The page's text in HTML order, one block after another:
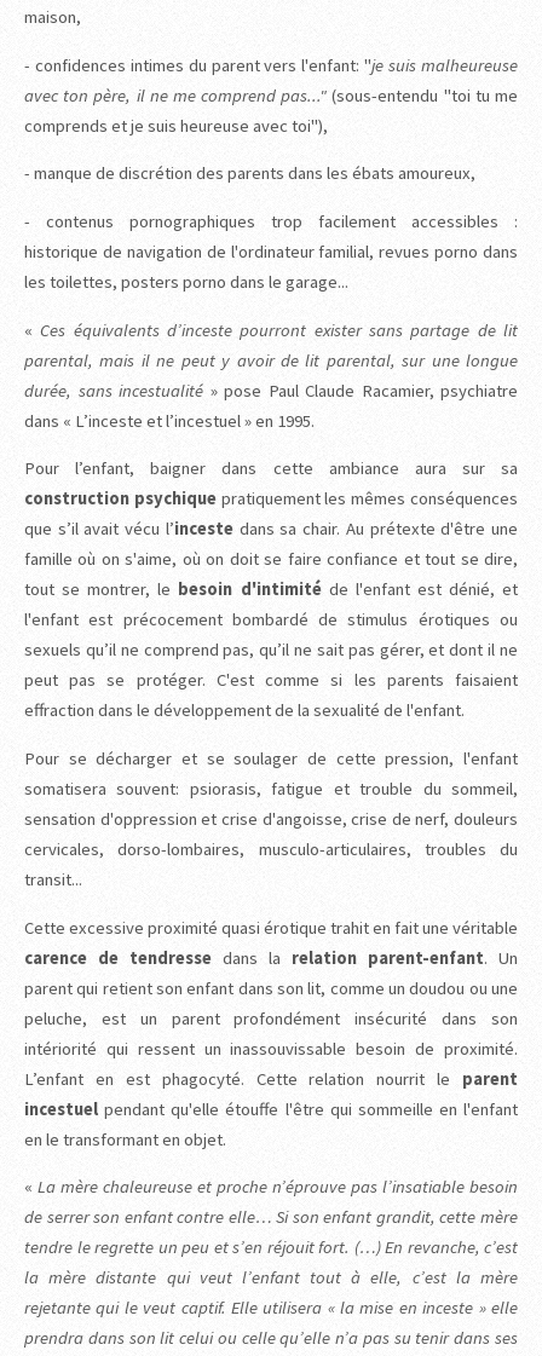
maison,
- confidences intimes du parent vers l'enfant: "je suis malheureuse
avec ton père, il ne me comprend pas..." (sous-entendu "toi tu me
comprends et je suis heureuse avec toi"),
- manque de discrétion des parents dans les ébats amoureux,
- contenus pornographiques trop facilement accessibles :
historique de navigation de l'ordinateur familial, revues porno dans
les toilettes, posters porno dans le garage...
«Ces équivalents d’inceste pourront exister sans partage de lit
parental, mais il ne peut y avoir de lit parental, sur une longue
durée, sans incestualité » pose Paul Claude Racamier, psychiatre
dans « L’inceste et l’incestuel » en 1995.
Pour l’enfant, baigner dans cette ambiance aura sur sa
construction psychiquepratiquement les mêmes conséquences
que s’il avait vécu l’incestedans sa chair. Au prétexte d'être une
famille où on s'aime, où on doit se faire confiance et tout se dire,
tout se montrer, le besoin d'intimitéde l'enfant est dénié, et
l'enfant est précocement bombardé de stimulus érotiques ou
sexuels qu’il ne comprend pas, qu’il ne sait pas gérer, et dont il ne
peut pas se protéger. C'est comme si les parents faisaient
effraction dans le développement de la sexualité de l'enfant.
Pour se décharger et se soulager de cette pression, l'enfant
somatisera souvent: psiorasis, fatigue et trouble du sommeil,
sensation d'oppression et crise d'angoisse, crise de nerf, douleurs
cervicales, dorso-lombaires, musculo-articulaires, troubles du
transit...
Cette excessive proximité quasi érotique trahit en fait une véritable
carence de tendresse dans la relation parent-enfant. Un
parent qui retient son enfant dans son lit, comme un doudou ou une
peluche, est un parent profondément insécurité dans son
intériorité qui ressent un inassouvissable besoin de proximité.
L’enfant en est phagocyté. Cette relation nourrit le parent
incestuelpendant qu'elle étouffe l'être qui sommeille en l'enfant
en le transformant en objet.
« La mère chaleureuse et proche n’éprouve pas l’insatiable besoin
de serrer son enfant contre elle… Si son enfant grandit, cette mère
tendre le regrette un peu et s’en réjouit fort. (…) En revanche, c’est
la mère distante qui veut l’enfant tout à elle, c’est la mère
rejetante qui le veut captif. Elle utilisera « la mise en inceste » elle
prendra dans son lit celui ou celle qu’elle n’a pas su tenir dans ses